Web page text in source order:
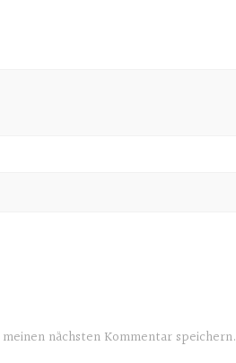
nächsten Kommentar speichern.